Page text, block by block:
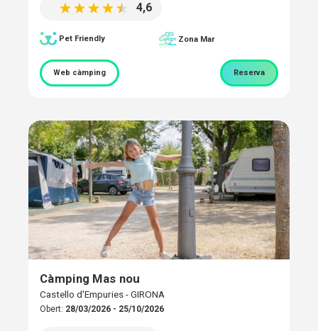
4,6
Pet Friendly Zona Mar
Web càmping Reserva
Càmping Mas nou
Castello d'Empuries - GIRONA
Obert: 28/03/2026 - 25/10/2026